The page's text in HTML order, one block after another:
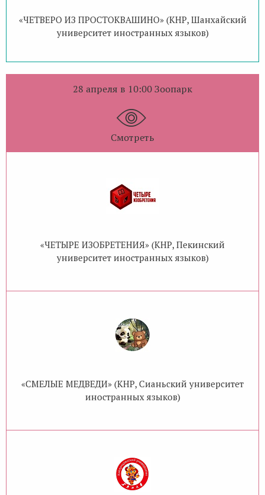
«ЧЕТВЕРО ИЗ ПРОСТОКВАШИНО» (КНР, Шанхайский
университет иностранных языков)
28 апреля в 10:00 Зоопарк
Смотреть
«ЧЕТЫРЕ ИЗОБРЕТЕНИЯ» (КНР, Пекинский
университет иностранных языков)
«СМЕЛЫЕ МЕДВЕДИ» (КНР, Сианьский университет
иностранных языков)